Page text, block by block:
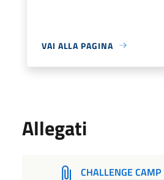
VAI ALLA PAGINA
Allegati
CHALLENGE